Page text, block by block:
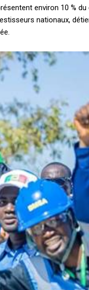
/ anplaceholder text
ANNUEL
environ 10 %
nationaux,